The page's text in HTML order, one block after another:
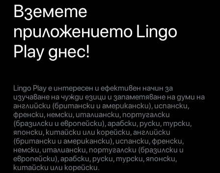
Вземете
приложението Lingo
Play днес!
Lingo Play е интересен и ефективен начин за
изучаване на чужди езици и запаметяване на думи на
английски (британски и американски), испански,
френски, немски, италиански, португалски
(бразилски и европейски), арабски, руски, турски,
японски, китайски или корейски, английски
(британски и американски), испански, френски,
немски, италиански, португалски (бразилски и
европейски), арабски, руски, турски, японски,
китайски или корейски.